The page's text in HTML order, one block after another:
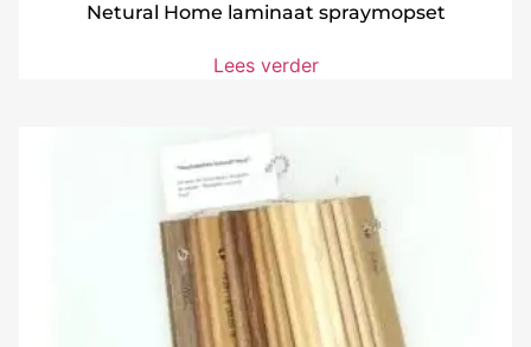
Netural Home laminaat spraymopset
Lees verder